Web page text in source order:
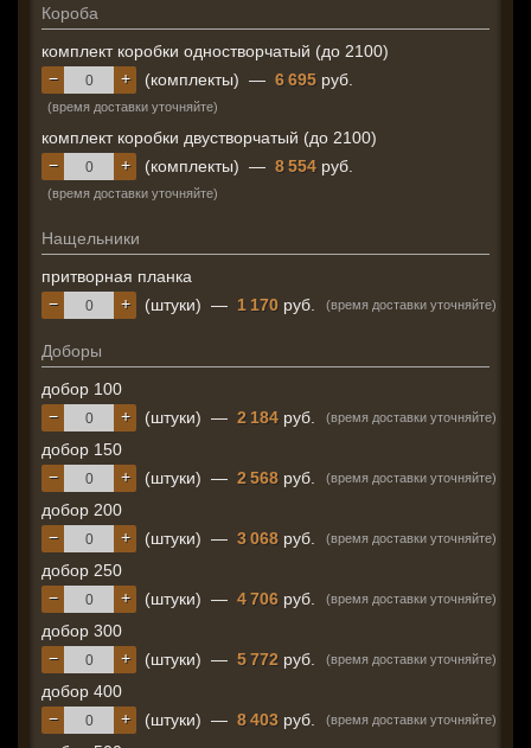
Короба
комплект коробки одностворчатый (до 2100)
+
− (комплекты) — 6 695 руб.
(время доставки уточняйте)
комплект коробки двустворчатый (до 2100)
+
− (комплекты) — 8 554 руб.
(время доставки уточняйте)
Нащельники
притворная планка
+
− (штуки) — 1 170 руб. (время доставки уточняйте)
Доборы
добор 100
+
− (штуки) — 2 184 руб. (время доставки уточняйте)
добор 150
+
− (штуки) — 2 568 руб. (время доставки уточняйте)
добор 200
+
− (штуки) — 3 068 руб. (время доставки уточняйте)
добор 250
+
− (штуки) — 4 706 руб. (время доставки уточняйте)
добор 300
+
− (штуки) — 5 772 руб. (время доставки уточняйте)
добор 400
+
− (штуки) — 8 403 руб. (время доставки уточняйте)